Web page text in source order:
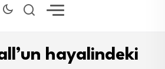
hayalindeki